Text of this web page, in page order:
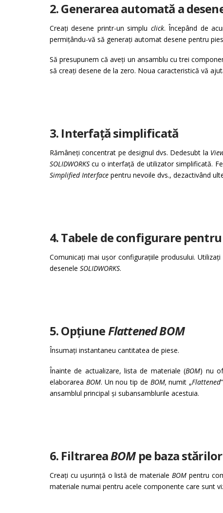
2. Generarea automată a
Creați desene printr-un simplu click. Începând de
permițându-vă să generați automat desene pentru
Să presupunem că aveți un ansamblu cu trei
să creați desene de la zero. Noua caracteristică vă
3. Interfață simplificată
Rămâneți concentrat pe designul dvs. Dedesubt la
SOLIDWORKS cu o interfață de utilizator simplificată.
Simplified Interface pentru nevoile dvs., dezactivând
4. Tabele de configurare
Comunicați mai ușor configurațiile produsului. Utilizați
desenele SOLIDWORKS.
5. OpțiuneFlattened BOM
Însumați instantaneu cantitatea de piese.
Înainte de actualizare, lista de materiale (BOM) nu
elaborarea BOM. Un nou tip de BOM, numit „Flattened
ansamblul principal și subansamblurile acestuia.
6. FiltrareaBOMpe baza
Creați cu ușurință o listă de materiale BOM pentru
materiale numai pentru acele componente care sunt